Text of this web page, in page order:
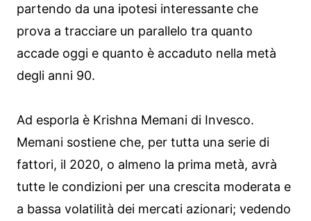
partendo da una ipotesi interessante che
prova a tracciare un parallelo tra quanto
accade oggi e quanto è accaduto nella metà
degli anni 90.
Ad esporla è Krishna Memani di Invesco.
Memani sostiene che, per tutta una serie di
fattori, il 2020, o almeno la prima metà, avrà
tutte le condizioni per una crescita moderata e
a bassa volatilità dei mercati azionari; vedendo